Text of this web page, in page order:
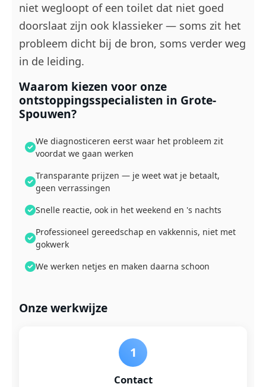
niet wegloopt of een toilet dat niet goed
doorslaat zijn ook klassieker — soms zit het
probleem dicht bij de bron, soms verder weg
in de leiding.
Waarom kiezen voor onze
ontstoppingsspecialisten in Grote-
Spouwen?
We diagnosticeren eerst waar het probleem zit
voordat we gaan werken
Transparante prijzen — je weet wat je betaalt,
geen verrassingen
Snelle reactie, ook in het weekend en 's nachts
Professioneel gereedschap en vakkennis, niet met
gokwerk
We werken netjes en maken daarna schoon
Onze werkwijze
1
Contact